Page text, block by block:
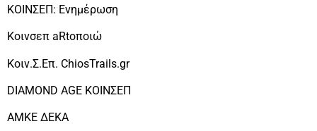
ΚΟΙΝΣΕΠ: Ενημέρωση
Κοινσεπ aRtοποιώ
Κοιν.Σ.Επ. ChiosTrails.gr
DIAMOND AGE ΚΟΙΝΣΕΠ
ΑΜΚΕ ΔΕΚΑ